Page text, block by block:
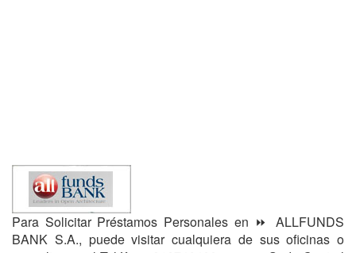
Para Solicitar Préstamos Personales en ⏩ ALLFUNDS
BANK S.A., puede visitar cualquiera de sus oficinas o